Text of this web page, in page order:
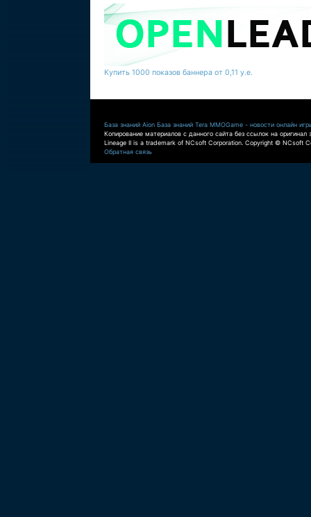
Купить 1000 показов баннера от 0,11 у.е.
База знаний Aion База знаний Tera MMOGame - новости онлайн
Копирование материалов с данного сайта без ссылок на оригинал
Lineage II is a trademark of NCsoft Corporation. Copyright © NCsoft
Обратная связь